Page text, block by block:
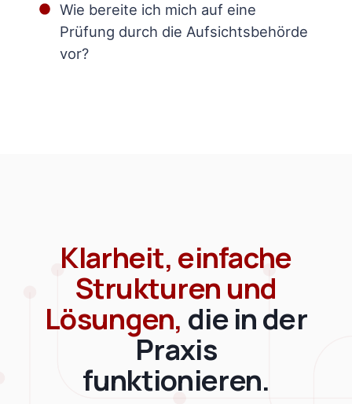
Wie bereite ich mich auf eine
Prüfung durch die Aufsichtsbehörde
vor?
Klarheit, einfache
Strukturen und
Lösungen, die in der
Praxis
funktionieren.